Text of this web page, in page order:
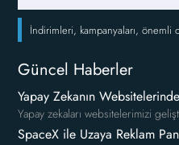
İndirimleri, kampanyaları, önemli
Güncel Haberler
Yapay Zekanın
Yapay zekaları websitelerimizi
SpaceX ile Uzaya Reklam